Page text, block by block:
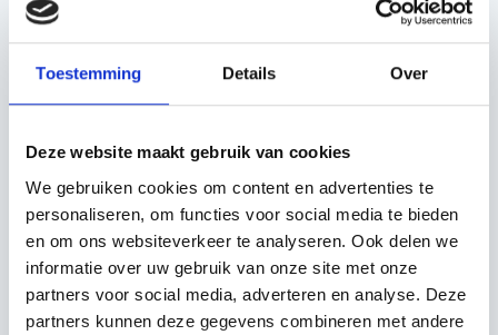
Toestemming Details Over
Deze website maakt gebruik van cookies
We gebruiken cookies om content en advertenties te
personaliseren, om functies voor social media te bieden
en om ons websiteverkeer te analyseren. Ook delen we
informatie over uw gebruik van onze site met onze
partners voor social media, adverteren en analyse. Deze
partners kunnen deze gegevens combineren met andere
Sorteer